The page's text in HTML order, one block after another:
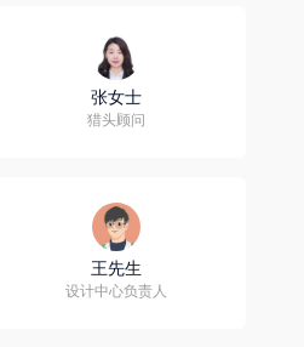
张女士
猎头顾问
王先生
设计中心负责人